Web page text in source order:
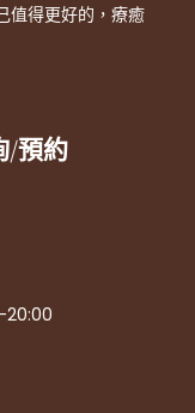
值得更好的，療癒
/預約
20:00